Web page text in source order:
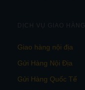
DỊCH VỤ GIAO HÀNG
Giao hàng nội địa
Gửi Hàng Nội Địa
Gửi Hàng Quốc Tế